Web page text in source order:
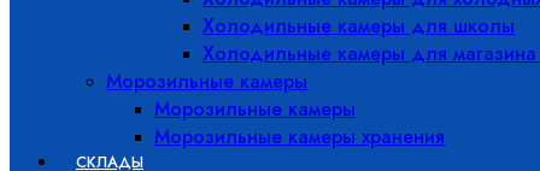
Холодильные камеры для школы
Холодильные камеры для магазина
Морозильные камеры
Морозильные камеры
Морозильные камеры хранения
СКЛАДЫ